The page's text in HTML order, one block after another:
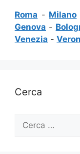
Roma - Milano
Genova -
Venezia -
Cerca
per: